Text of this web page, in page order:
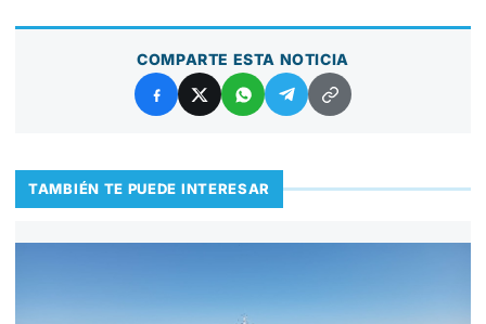
COMPARTE ESTA NOTICIA
TAMBIÉN TE PUEDE INTERESAR